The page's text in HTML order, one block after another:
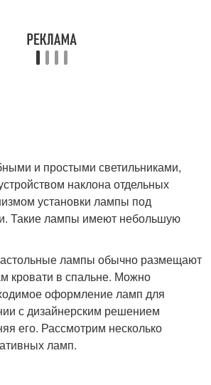
и простыми светильниками,
наклона отдельных
установки лампы под
Такие лампы имеют небольшую
лампы обычно размещают
кровати в спальне. Можно
оформление ламп для
с дизайнерским решением
его. Рассмотрим несколько
ламп.